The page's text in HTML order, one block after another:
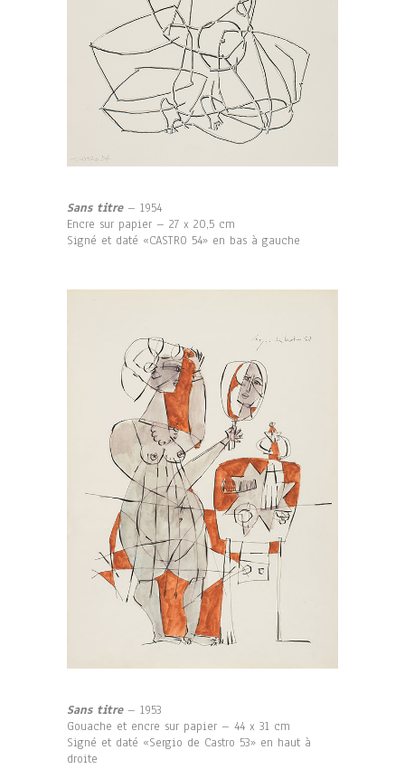
Sans titre – 1954
Encre sur papier – 27 x 20,5 cm
Signé et daté «CASTRO 54» en bas à gauche
Sans titre– 1953
Gouache et encre sur papier – 44 x 31 cm
Signé et daté «Sergio de Castro 53» en haut à
droite